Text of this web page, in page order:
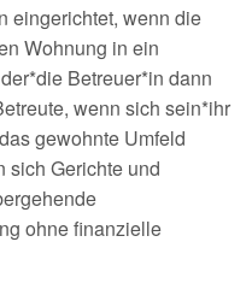
eingerichtet, wenn die
Wohnung in ein
Betreuer*in dann
wenn sich sein*ihr
gewohnte Umfeld
sich Gerichte und
ohne finanzielle